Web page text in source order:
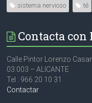
sistema nervioso té
Contacta
Calle Pintor Lorenzo
03.003 – ALICANTE
Tel : 966 20 10 31
Contactar